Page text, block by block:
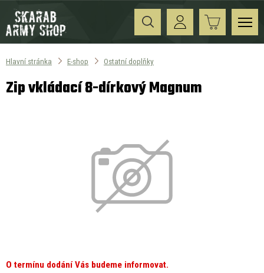
Hlavní stránka E-shop Ostatní doplňky
Zip vkládací 8-dírkový Magnum
O termínu dodání Vás budeme informovat.